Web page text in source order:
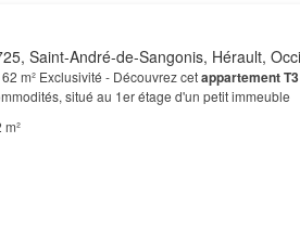
Saint-André-de-Sangonis, Hérault,
m² Exclusivité - Découvrez cetappartement T3
situé au 1er étage d'un petit immeuble
m²